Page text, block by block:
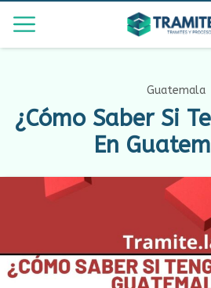
Guatemala
¿Cómo Saber Si
En